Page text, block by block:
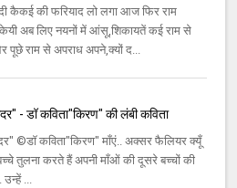
कैकई की फरियाद लो लगा आज फिर राम
अब लिए नयनों में आंसू,शिकायतें कई राम से
पूछे राम से अपराध अपने,क्यों द...
- डॉ कविता"किरण" की लंबी कविता
©डॉ कविता"किरण" माँएं.. अक्सर फैलियर क्यूँ
तुलना करते हैं अपनी माँओं की दूसरे बच्चों की
...